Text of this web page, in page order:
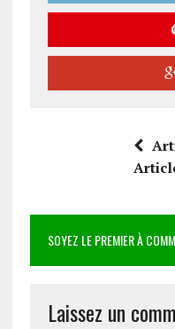
SOYEZ LE PREMIER À
Laissez un